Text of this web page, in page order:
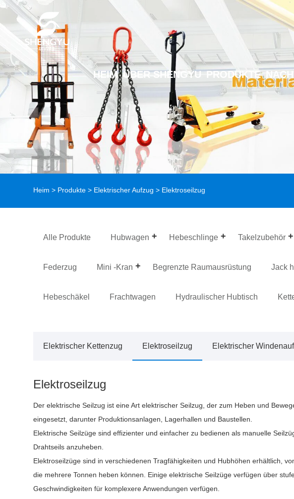
HEIM ÜBER SHENGYU PRODUKTE
Heim > Produkte > Elektrischer Aufzug > Elektroseilzug
Alle Produkte Hubwagen Hebeschlinge Takelzubehör
Federzug Mini -Kran Begrenzte Raumausrüstung Jack
Hebeschäkel Frachtwagen Hydraulischer Hubtisch
Elektrischer Kettenzug Elektroseilzug Elektrischer
Elektroseilzug
Der elektrische Seilzug ist eine Art elektrischer Seilzug, der zum Heben und
eingesetzt, darunter Produktionsanlagen, Lagerhallen und Baustellen.
Elektrische Seilzüge sind effizienter und einfacher zu bedienen als manuelle
Drahtseils anzuheben.
Elektroseilzüge sind in verschiedenen Tragfähigkeiten und Hubhöhen erhältlich,
die mehrere Tonnen heben können. Einige elektrische Seilzüge verfügen über
Geschwindigkeiten für komplexere Anwendungen verfügen.